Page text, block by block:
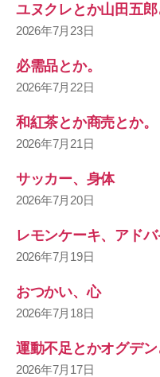
ユヌクレとか山田五郎
2026年7月23日
必需品とか。
2026年7月22日
和紅茶とか商売とか。
2026年7月21日
サッカー、身体
2026年7月20日
レモンケーキ、アドバ
2026年7月19日
おつかい、心
2026年7月18日
運動不足とかオグデン
2026年7月17日